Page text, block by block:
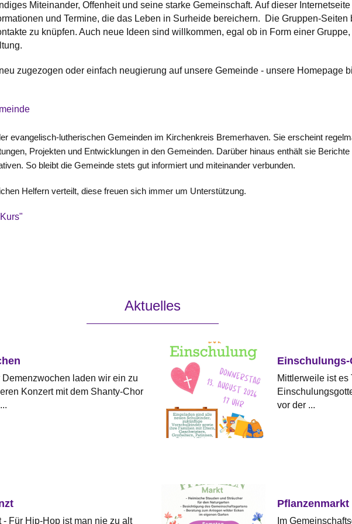
Miteinander, Offenheit und seine starke Gemeinschaft. Auf dieser
und Termine, die das Leben in Surheide bereichern. Die Gruppen-Seiten
zu knüpfen. Auch neue Ideen sind willkommen, egal ob in Form einer
zugezogen oder einfach neugierung auf unsere Gemeinde - unsere Homepage
evangelisch-lutherischen Gemeinden im Kirchenkreis Bremerhaven. Sie erscheint
Projekten und Entwicklungen in den Gemeinden. Darüber hinaus enthält sie
So bleibt die Gemeinde stets gut informiert und miteinander verbunden.
Helfern verteilt, diese freuen sich immer um Unterstützung.
Aktuelles
laden wir ein zu
Konzert mit dem Shanty-Chor
Mittlerweile ist es
vor der ...
- Für Hip-Hop ist man nie zu alt
Pflanzenmarkt
Im